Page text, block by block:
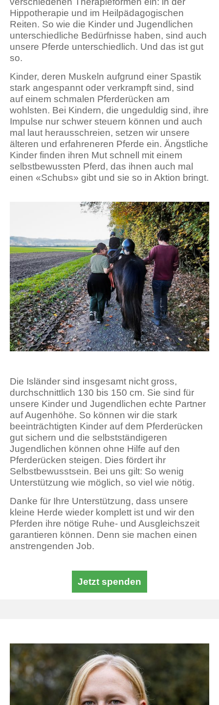
Hippotherapie und im Heilpädagogischen
Reiten. So wie die Kinder und Jugendlichen
unterschiedliche Bedürfnisse haben, sind auch
unsere Pferde unterschiedlich. Und das ist gut
so.
Kinder, deren Muskeln aufgrund einer Spastik
stark angespannt oder verkrampft sind, sind
auf einem schmalen Pferderücken am
wohlsten. Bei Kindern, die ungeduldig sind, ihre
Impulse nur schwer steuern können und auch
mal laut herausschreien, setzen wir unsere
älteren und erfahreneren Pferde ein. Ängstliche
Kinder finden ihren Mut schnell mit einem
selbstbewussten Pferd, das ihnen auch mal
einen «Schubs» gibt und sie so in Aktion bringt.
Die Isländer sind insgesamt nicht gross,
durchschnittlich 130 bis 150 cm. Sie sind für
unsere Kinder und Jugendlichen echte Partner
auf Augenhöhe. So können wir die stark
beeinträchtigten Kinder auf dem Pferderücken
gut sichern und die selbstständigeren
Jugendlichen können ohne Hilfe auf den
Pferderücken steigen. Dies fördert ihr
Selbstbewusstsein. Bei uns gilt: So wenig
Unterstützung wie möglich, so viel wie nötig.
Danke für Ihre Unterstützung, dass unsere
kleine Herde wieder komplett ist und wir den
Pferden ihre nötige Ruhe- und Ausgleichszeit
garantieren können. Denn sie machen einen
anstrengenden Job.
Jetzt spenden